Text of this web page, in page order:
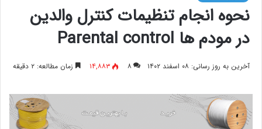
نحوه انجام تنظیمات کنترل والدین
در مودم ها Parental control
آخرین به روز رسانی: ۰۸ اسفند ۱۴۰۲ ۸ ۱۴,۸۸۳ زمان مطالعه: ۲ دقیقه